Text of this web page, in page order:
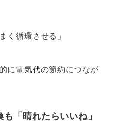
く循環させる」
に電気代の節約につなが
「晴れたらいいね」